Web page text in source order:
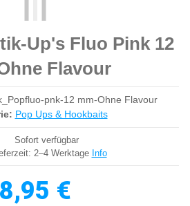
Up's Fluo Pink 12
Flavour
pnk-12 mm-Ohne Flavour
Pop Ups & Hookbaits
Sofort verfügbar
2–4 Werktage Info
8,95 €